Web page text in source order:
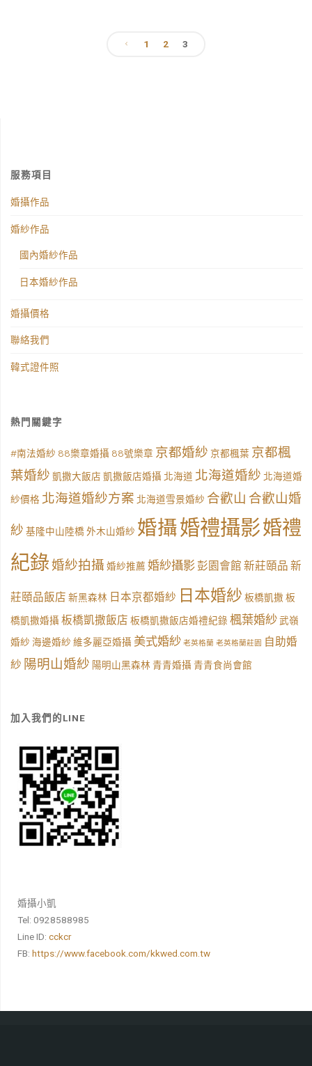
1 2 3
服務項目
婚攝作品
婚紗作品
國內婚紗作品
日本婚紗作品
婚攝價格
聯絡我們
韓式證件照
熱門關鍵字
#南法婚紗 88樂章婚攝 88號樂章 京都婚紗 京都楓葉 京都楓
葉婚紗 凱撒大飯店 凱撒飯店婚攝 北海道 北海道婚紗 北海道婚
紗價格 北海道婚紗方案 北海道雪景婚紗 合歡山 合歡山婚
紗 基隆中山陸橋 外木山婚紗 婚攝婚禮攝影婚禮
紀錄婚紗拍攝 婚紗推薦 婚紗攝影彭園會館 新莊頤品 新
莊頤品飯店 新黑森林 日本京都婚紗 日本婚紗 板橋凱撒 板
橋凱撒婚攝 板橋凱撒飯店 板橋凱撒飯店婚禮紀錄 楓葉婚紗 武嶺
婚紗 海邊婚紗 維多麗亞婚攝 美式婚紗 老英格蘭 老英格蘭莊園 自助婚
紗 陽明山婚紗 陽明山黑森林 青青婚攝 青青食尚會館
加入我們的LINE
婚攝小凱
Tel: 0928588985
Line ID: cckcr
FB: https://www.facebook.com/kkwed.com.tw